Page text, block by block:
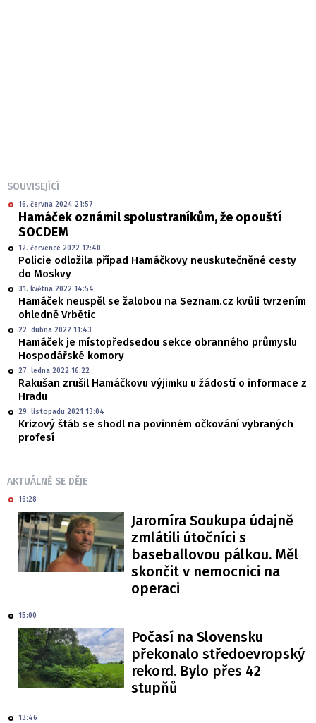
SOUVISEJÍCÍ
16. června 2024 21:57
Hamáček oznámil spolustraníkům, že opouští
SOCDEM
12. července 2022 12:40
Policie odložila případ Hamáčkovy neuskutečněné cesty
do Moskvy
31. května 2022 14:54
Hamáček neuspěl se žalobou na Seznam.cz kvůli tvrzením
ohledně Vrbětic
22. dubna 2022 11:43
Hamáček je místopředsedou sekce obranného průmyslu
Hospodářské komory
27. ledna 2022 16:22
Rakušan zrušil Hamáčkovu výjimku u žádostí o informace z
Hradu
29. listopadu 2021 13:04
Krizový štáb se shodl na povinném očkování vybraných
profesí
AKTUÁLNĚ SE DĚJE
16:28
Jaromíra Soukupa údajně
zmlátili útočníci s
baseballovou pálkou. Měl
skončit v nemocnici na
operaci
15:00
Počasí na Slovensku
překonalo středoevropský
rekord. Bylo přes 42
stupňů
13:46